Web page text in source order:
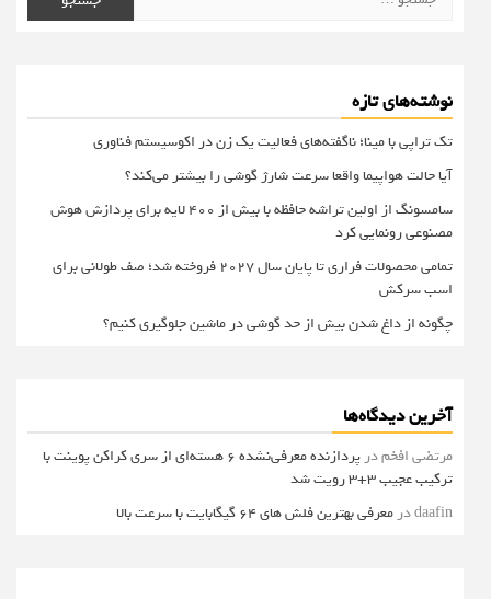
برای:
نوشته‌های تازه
تک تراپی با مینا؛ ناگفته‌های فعالیت یک زن در اکوسیستم فناوری
آیا حالت هواپیما واقعا سرعت شارژ گوشی را بیشتر می‌کند؟
سامسونگ از اولین تراشه حافظه با بیش از ۴۰۰ لایه برای پردازش هوش
مصنوعی رونمایی کرد
تمامی محصولات فراری تا پایان سال ۲۰۲۷ فروخته شد؛ صف طولانی برای
اسب سرکش
چگونه از داغ شدن بیش از حد گوشی در ماشین جلوگیری کنیم؟
آخرین دیدگاه‌ها
مرتضی افخمدر
پردازنده معرفی‌نشده 6 هسته‌ای از سری کراکن پوینت با
ترکیب عجیب 3+3 رویت شد
daafinدرمعرفی بهترین فلش های 64 گیگابایت با سرعت بالا